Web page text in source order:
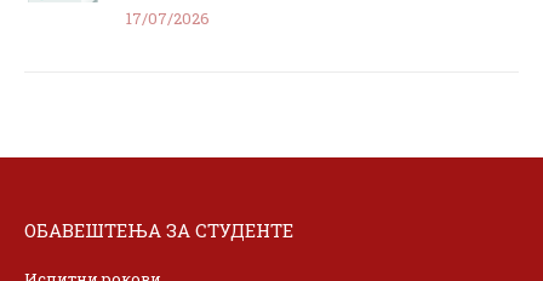
17/07/2026
ОБАВЕШТЕЊА ЗА СТУДЕНТЕ